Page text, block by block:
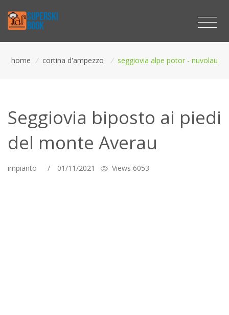
home / cortina d'ampezzo / seggiovia alpe potor - nuvolau
Seggiovia biposto ai piedi
del monte Averau
impianto / 01/11/2021 Views 6053